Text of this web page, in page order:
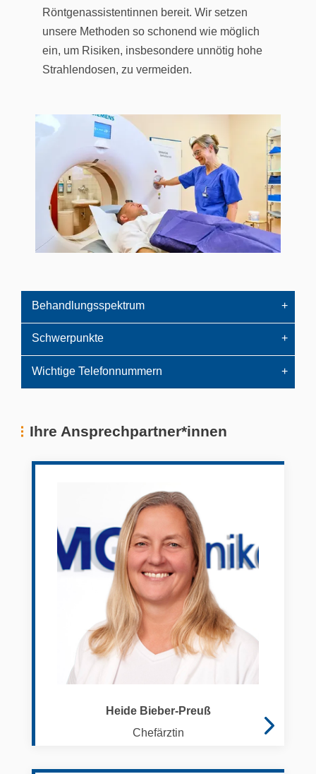
Röntgenassistentinnen bereit. Wir setzen
unsere Methoden so schonend wie möglich
ein, um Risiken, insbesondere unnötig hohe
Strahlendosen, zu vermeiden.
Behandlungsspektrum
Schwerpunkte
Wichtige Telefonnummern
Ihre Ansprechpartner*innen
Heide Bieber-Preuß
Chefärztin